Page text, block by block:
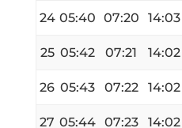
24 05:40 07:20 14:03
25 05:42 07:21 14:02
26 05:43 07:22 14:02
27 05:44 07:23 14:02